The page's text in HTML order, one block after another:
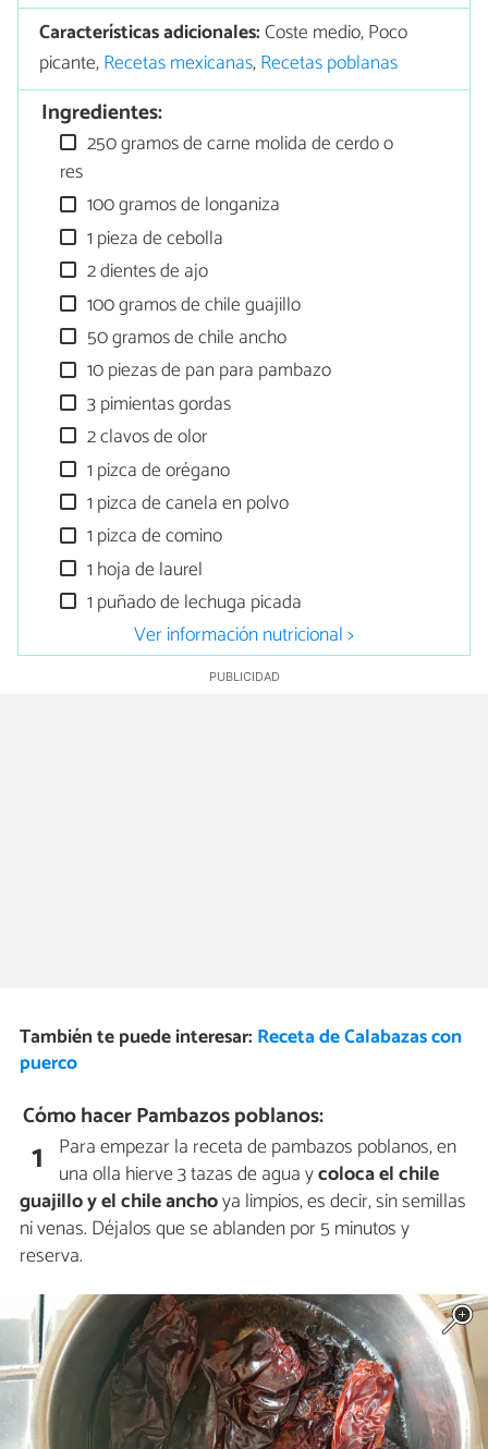
Características adicionales:Coste medio, Poco
picante,Recetas mexicanas,Recetas poblanas
Ingredientes:
250 gramos de carne molida de cerdo o
res
100 gramos de longaniza
1 pieza de cebolla
2 dientes de ajo
100 gramos de chile guajillo
50 gramos de chile ancho
10 piezas de pan para pambazo
3 pimientas gordas
2 clavos de olor
1 pizca de orégano
1 pizca de canela en polvo
1 pizca de comino
1 hoja de laurel
1 puñado de lechuga picada
Ver información nutricional >
También te puede interesar: Receta de Calabazas con
puerco
Cómo hacer Pambazos poblanos:
1 Para empezar la receta de pambazos poblanos, en
una olla hierve 3 tazas de agua ycoloca el chile
guajillo y el chile anchoya limpios, es decir, sin semillas
ni venas. Déjalos que se ablanden por 5 minutos y
reserva.